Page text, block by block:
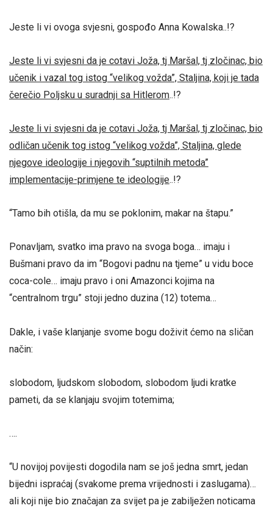
Jeste li vi ovoga svjesni, gospođo Anna Kowalska..!?
Jeste li vi svjesni da je cotavi Joža, tj Maršal, tj zločinac, bio
učenik i vazal tog istog “velikog vožda”, Staljina, koji je tada
čerečio Poljsku u suradnji sa Hitlerom..!?
Jeste li vi svjesni da je cotavi Joža, tj Maršal, tj zločinac, bio
odličan učenik tog istog “velikog vožda”, Staljina, glede
njegove ideologije i njegovih “suptilnih metoda”
implementacije-primjene te ideologije..!?
“Tamo bih otišla, da mu se poklonim, makar na štapu.”
Ponavljam, svatko ima pravo na svoga boga… imaju i
Bušmani pravo da im “Bogovi padnu na tjeme” u vidu boce
coca-cole… imaju pravo i oni Amazonci kojima na
“centralnom trgu” stoji jedno duzina (12) totema…
Dakle, i vaše klanjanje svome bogu doživit ćemo na sličan
način:
slobodom, ljudskom slobodom, slobodom ljudi kratke
pameti, da se klanjaju svojim totemima;
….
“U novijoj povijesti dogodila nam se još jedna smrt, jedan
bijedni ispraćaj (svakome prema vrijednosti i zaslugama)…
ali koji nije bio značajan za svijet pa je zabilježen noticama